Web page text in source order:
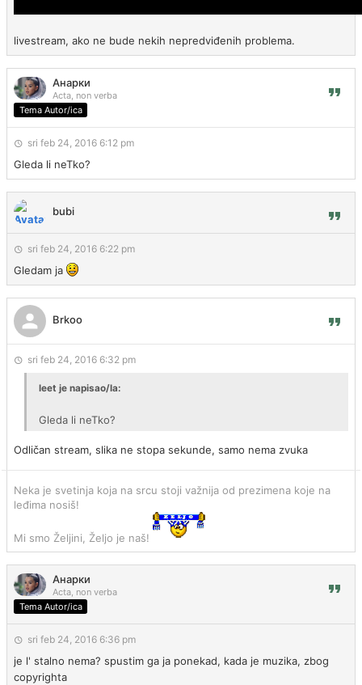
livestream, ako ne bude nekih nepredviđenih problema.
Анарки
Acta, non verba
Tema Autor/ica
sri feb 24, 2016 6:12 pm
Gleda li neTko?
bubi
sri feb 24, 2016 6:22 pm
Gledam ja
Brkoo
sri feb 24, 2016 6:32 pm
leet je napisao/la:
Gleda li neTko?
Odličan stream, slika ne stopa sekunde, samo nema zvuka
Neka je svetinja koja na srcu stoji važnija od prezimena koje na
leđima nosiš!
Mi smo Željini, Željo je naš!
Анарки
Acta, non verba
Tema Autor/ica
sri feb 24, 2016 6:36 pm
je l' stalno nema? spustim ga ja ponekad, kada je muzika, zbog
copyrighta